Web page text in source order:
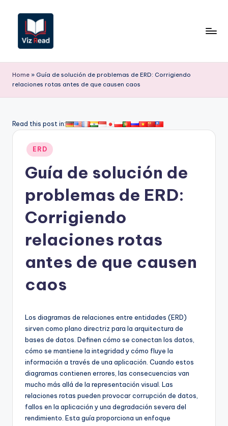
contenido
iz
R
a
ni
o
w
Home » Guía de solución de problemas de ERD: Corrigiendo
relaciones rotas antes de que causen caos
Read this post in:
Publicado
en
ERD
Guía de solución de
problemas de ERD:
Corrigiendo
relaciones rotas
antes de que causen
caos
Los diagramas de relaciones entre entidades (ERD)
sirven como plano directriz para la arquitectura de
bases de datos. Definen cómo se conectan los datos,
cómo se mantiene la integridad y cómo fluye la
información a través de una aplicación. Cuando estos
diagramas contienen errores, las consecuencias van
mucho más allá de la representación visual. Las
relaciones rotas pueden provocar corrupción de datos,
fallos en la aplicación y una degradación severa del
rendimiento. Esta guía proporciona un enfoque